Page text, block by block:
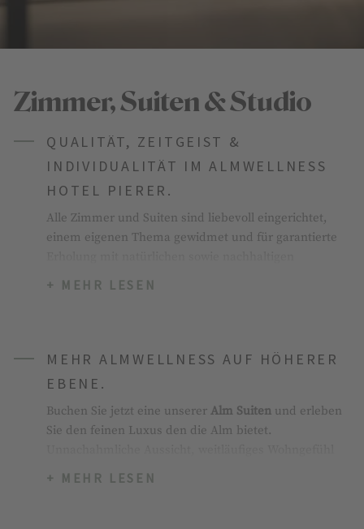
Zimmer, Suiten & Studio
QUALITÄT, ZEITGEIST &
INDIVIDUALITÄT IM ALMWELLNESS
HOTEL PIERER.
Alle Zimmer und Suiten sind liebevoll eingerichtet,
einem eigenen Thema gewidmet und für garantierte
+ MEHR LESEN
MEHR ALMWELLNESS AUF HÖHERER
EBENE.
Buchen Sie jetzt eine unsererAlm Suiten und erleben
Sie den feinen Luxus den die Alm bietet.
+ MEHR LESEN